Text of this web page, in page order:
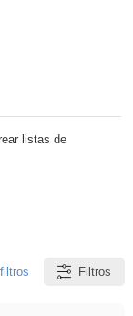
listas de
Filtros